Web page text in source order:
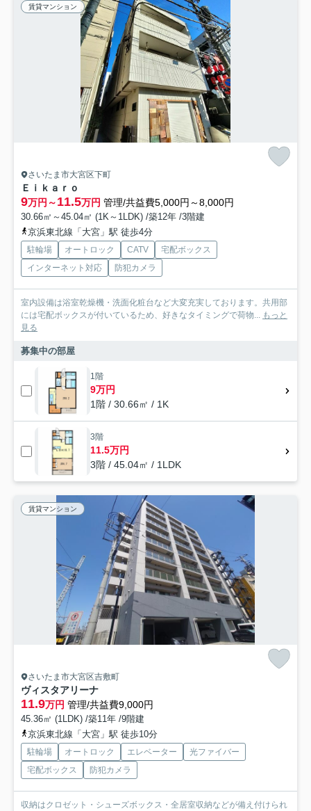
賃貸マンション
さいたま市大宮区下町
Ｅｉｋａｒｏ
9万円～11.5万円 管理/共益費5,000円～8,000円
30.66㎡～45.04㎡ (1K～1LDK) /築12年 /3階建
京浜東北線「大宮」駅 徒歩4分
駐輪場 オートロック CATV
宅配ボックス
インターネット対応
防犯カメラ
室内設備は浴室乾燥機・洗面化粧台など大変充実しております。共用部
には宅配ボックスが付いているため、好きなタイミングで荷物... もっと
見る
募集中の部屋
1階
9万円
1階 / 30.66㎡ / 1K
3階
11.5万円
3階 / 45.04㎡ / 1LDK
賃貸マンション
さいたま市大宮区吉敷町
ヴィスタアリーナ
11.9万円 管理/共益費9,000円
45.36㎡ (1LDK) /築11年 /9階建
京浜東北線「大宮」駅 徒歩10分
駐輪場 オートロック エレベーター
光ファイバー
宅配ボックス
防犯カメラ
収納はクロゼット・シューズボックス・全居室収納などが備え付けられ